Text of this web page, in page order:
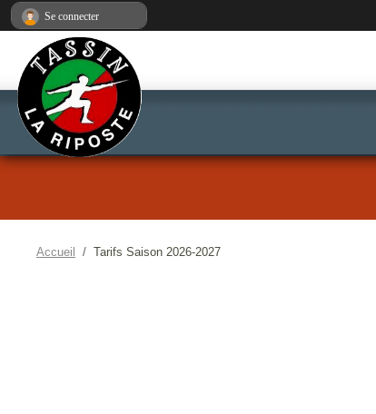
Accueil Tarifs Saison 2026-2027
Se connecter
Panneau de gestion des cookies